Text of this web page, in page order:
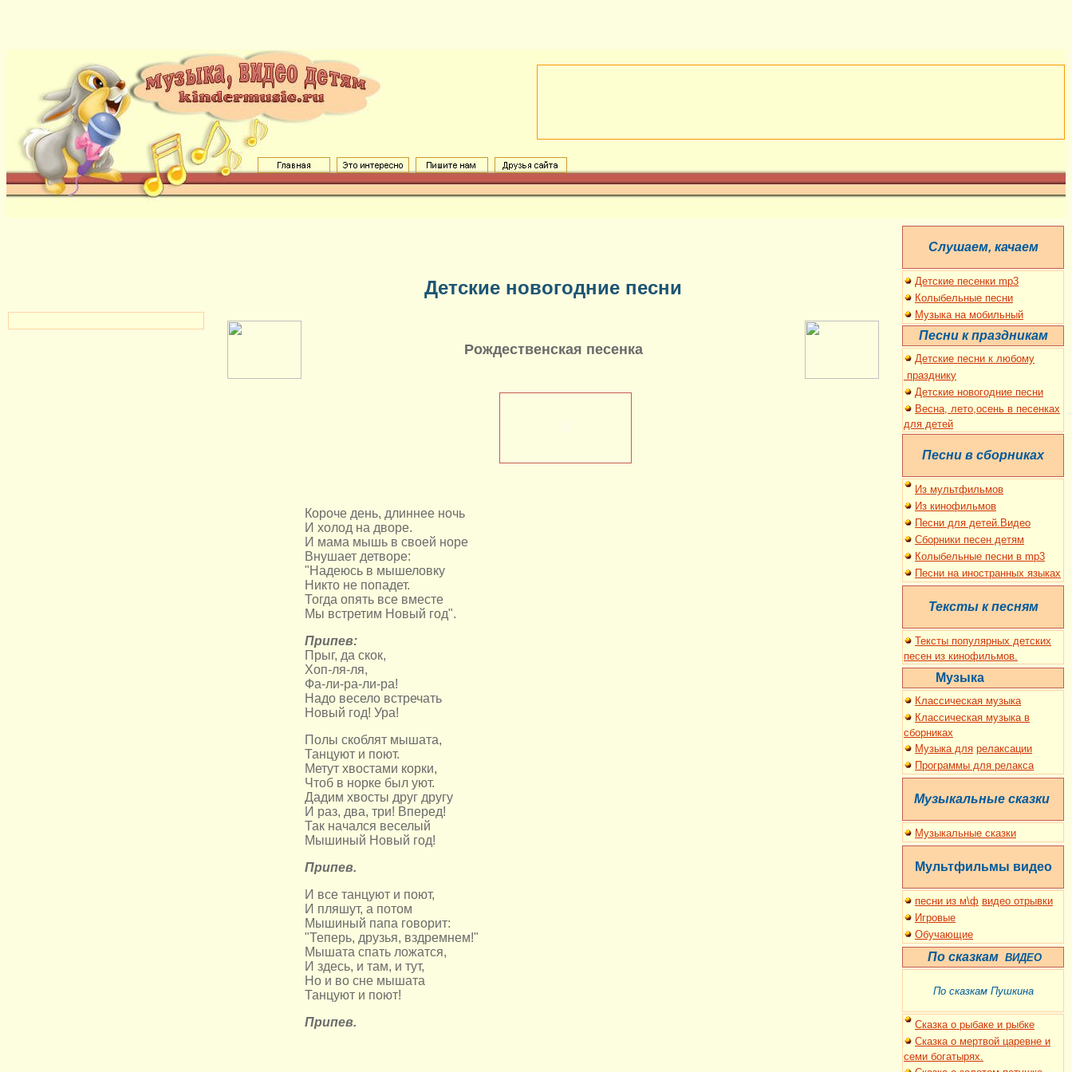
Детские новогодние песни
Рождественская песенка
Короче день, длиннее ночь
И холод на дворе.
И мама мышь в своей норе
Внушает детворе:
"Надеюсь в мышеловку
Никто не попадет.
Тогда опять все вместе
Мы встретим Новый год".
Припев:
Прыг, да скок,
Хоп-ля-ля,
Фа-ли-ра-ли-ра!
Надо весело встречать
Новый год! Ура!
Полы скоблят мышата,
Танцуют и поют.
Метут хвостами корки,
Чтоб в норке был уют.
Дадим хвосты друг другу
И раз, два, три! Вперед!
Так начался веселый
Мышиный Новый год!
Припев.
И все танцуют и поют,
И пляшут, а потом
Мышиный папа говорит:
"Теперь, друзья, вздремнем!"
Мышата спать ложатся,
И здесь, и там, и тут,
Но и во сне мышата
Танцуют и поют!
Припев.
Cлушаем, качаем
Детские песенки mp3
Колыбельные песни
Музыка на мобильный
Песни к праздникам
Детские песни к любому
празднику
Детские новогодние песни
Весна, лето,осень в песенках
для детей
Песни в сборниках
Из мультфильмов
Из кинофильмов
Песни для детей.Видео
Сборники песен детям
Колыбельные песни в mp3
Песни на иностранных языках
Тексты к песням
Тексты популярных детских
песен из кинофильмов.
Музыка
Классическая музыка
Классическая музыка в
сборниках
Музыка для релаксации
Программы для релакса
Музыкальные сказки
Музыкальные сказки
Мультфильмы видео
песни из м\ф видео отрывки
Игровые
Обучающие
По сказкам ВИДЕО
По сказкам Пушкина
Сказка о рыбаке и рыбке
Сказка о мертвой царевне и
семи богатырях.